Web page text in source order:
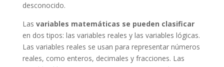
desconocido.
Las variables matemáticas se pueden clasificar
en dos tipos: las variables reales y las variables lógicas.
Las variables reales se usan para representar números
reales, como enteros, decimales y fracciones. Las